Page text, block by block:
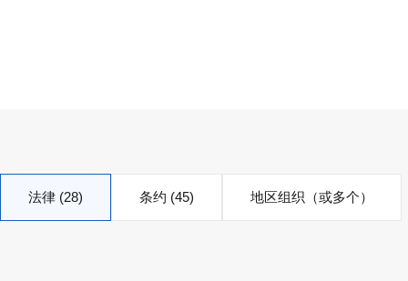
法律 (28) 条约 (45) 地区组织（或多个）